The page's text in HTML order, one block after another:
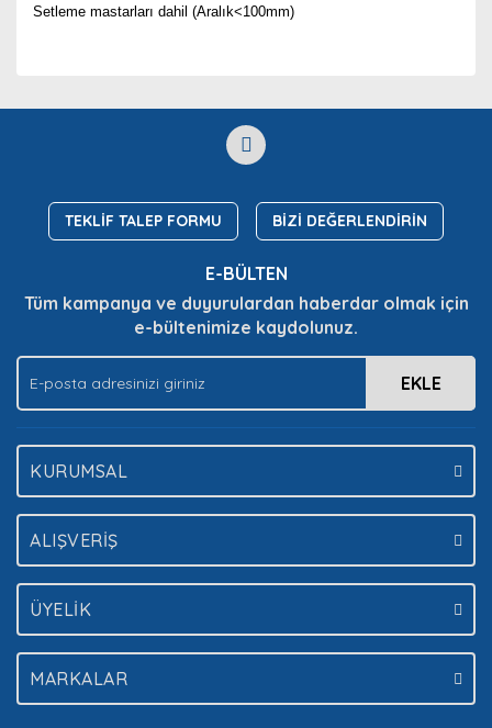
Setleme mastarları dahil (Aralık<100mm)
Yorum Yaz
Soru Sor
formunu kullanarak tarafımıza iletebilirsiniz.
Görüş ve önerileriniz için teşekkür ederiz.
Ürün açıklamasında eksik bilgiler bulunuyor.
Ürün fiyatı diğer sitelerden daha pahalı.
Bu ürüne benzer farklı alternatifler olmalı.
TEKLİF TALEP FORMU BİZİ DEĞERLENDİRİN
E-BÜLTEN
Tüm kampanya ve duyurulardan haberdar olmak için
e-bültenimize kaydolunuz.
EKLE
KURUMSAL
ALIŞVERİŞ
ÜYELİK
MARKALAR